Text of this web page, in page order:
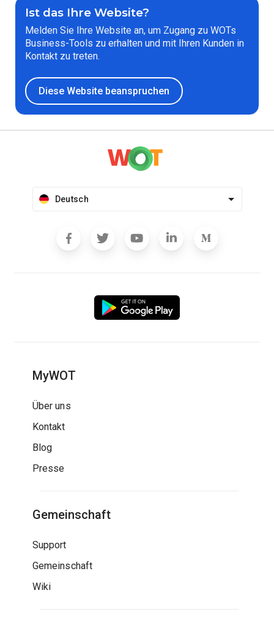
Ist das Ihre Website?
Melden Sie Ihre Website an, um Zugang zu WOTs
Business-Tools zu erhalten und mit Ihren Kunden in
Kontakt zu treten.
Diese Website beanspruchen
Deutsch
MyWOT
Über uns
Kontakt
Blog
Presse
Gemeinschaft
Support
Gemeinschaft
Wiki